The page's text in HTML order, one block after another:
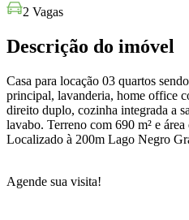
2 Vagas
Descrição do imóvel
Casa para locação 03 quartos
principal, lavanderia, home office
direito duplo, cozinha integrada a
lavabo. Terreno com 690 m² e
Localizado à 200m Lago Negro
Agende sua visita!